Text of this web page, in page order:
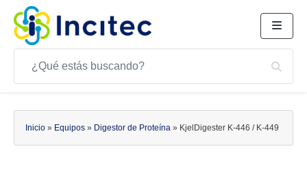
Buscar
Buscar
Inicio » Equipos » Digestor de Proteína » Kjel­Digester K-446 / K-449